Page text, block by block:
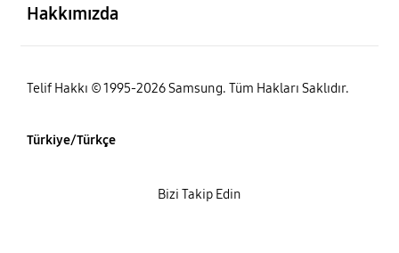
Hakkımızda
Telif Hakkı © 1995-2026 Samsung. Tüm Hakları Saklıdır.
Türkiye/Türkçe
Bizi Takip Edin